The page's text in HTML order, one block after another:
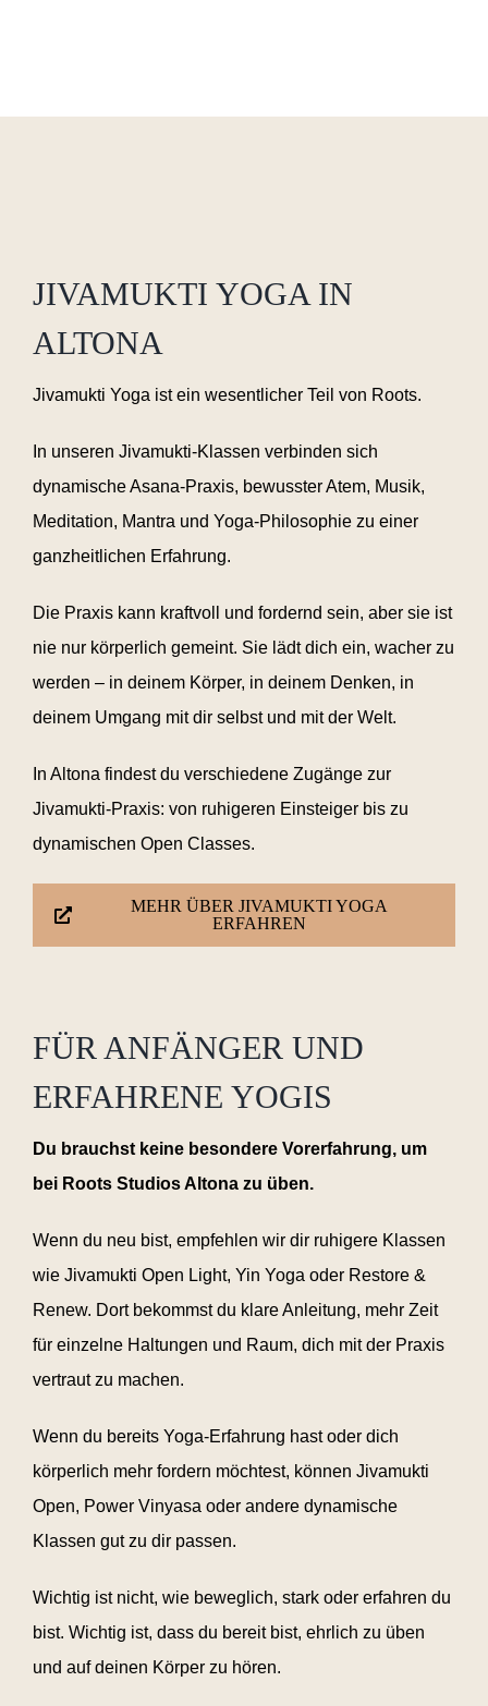
JIVAMUKTI YOGA IN
ALTONA
Jivamukti Yoga ist ein wesentlicher Teil von Roots.
In unseren Jivamukti-Klassen verbinden sich
dynamische Asana-Praxis, bewusster Atem, Musik,
Meditation, Mantra und Yoga-Philosophie zu einer
ganzheitlichen Erfahrung.
Die Praxis kann kraftvoll und fordernd sein, aber sie ist
nie nur körperlich gemeint. Sie lädt dich ein, wacher zu
werden – in deinem Körper, in deinem Denken, in
deinem Umgang mit dir selbst und mit der Welt.
In Altona findest du verschiedene Zugänge zur
Jivamukti-Praxis: von ruhigeren Einsteiger bis zu
dynamischen Open Classes.
MEHR ÜBER JIVAMUKTI YOGA
ERFAHREN
FÜR ANFÄNGER UND
ERFAHRENE YOGIS
Du brauchst keine besondere Vorerfahrung, um
bei Roots Studios Altona zu üben.
Wenn du neu bist, empfehlen wir dir ruhigere Klassen
wie Jivamukti Open Light, Yin Yoga oder Restore &
Renew. Dort bekommst du klare Anleitung, mehr Zeit
für einzelne Haltungen und Raum, dich mit der Praxis
vertraut zu machen.
Wenn du bereits Yoga-Erfahrung hast oder dich
körperlich mehr fordern möchtest, können Jivamukti
Open, Power Vinyasa oder andere dynamische
Klassen gut zu dir passen.
Wichtig ist nicht, wie beweglich, stark oder erfahren du
bist. Wichtig ist, dass du bereit bist, ehrlich zu üben
und auf deinen Körper zu hören.